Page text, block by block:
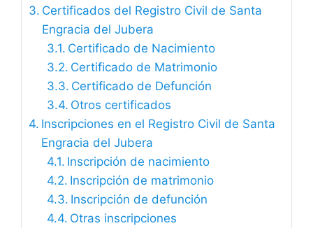
Certificados del Registro Civil de Santa
Engracia del Jubera
Certificado de Nacimiento
Certificado de Matrimonio
Certificado de Defunción
Otros certificados
Inscripciones en el Registro Civil de Santa
Engracia del Jubera
Inscripción de nacimiento
Inscripción de matrimonio
Inscripción de defunción
Otras inscripciones